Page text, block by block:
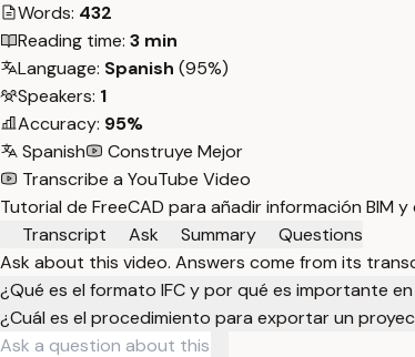
Words: 432
Reading time: 3 min
Language: Spanish (95%)
Speakers: 1
Accuracy: 95%
Spanish
Construye Mejor
Transcribe a YouTube Video
Tutorial de FreeCAD para añadir información
Transcript
Ask Summary
Questions
Ask about this video. Answers come from its
¿Qué es el formato IFC y por qué es importante
¿Cuál es el procedimiento para exportar un